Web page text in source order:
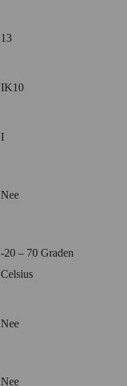
13
IK10
I
Nee
-20 – 70 Graden
Celsius
Nee
Nee